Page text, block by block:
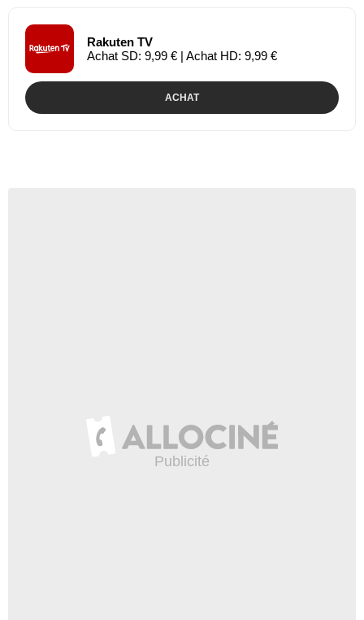
Rakuten TV
Achat SD: 9,99 € | Achat HD: 9,99 €
ACHAT